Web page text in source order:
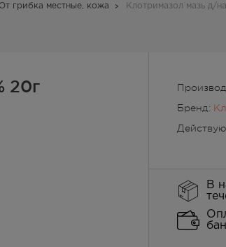
От грибка местные, кожа Клотримазол мазь д/
20г
Бренд:
В